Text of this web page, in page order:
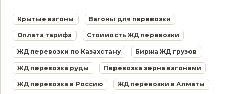
Крытые вагоны Вагоны для перевозки
Оплата тарифа Стоимость ЖД перевозки
ЖД перевозки по Казахстану Биржа ЖД грузов
ЖД перевозка руды Перевозка зерна вагонами
ЖД перевозка в Россию ЖД перевозки в Алматы